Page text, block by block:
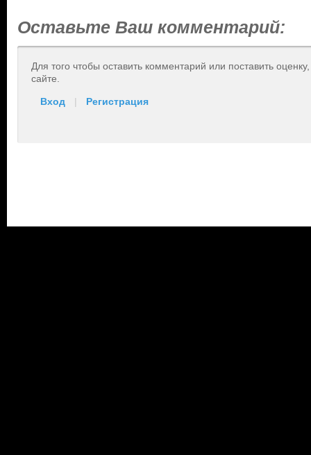
Оставьте Ваш комментарий:
Для того чтобы оставить комментарий или поставить
сайте.
Вход | Регистрация